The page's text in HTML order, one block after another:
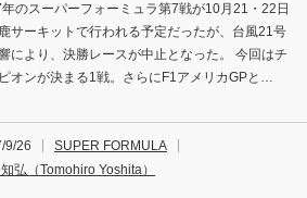
のスーパーフォーミュラ第7戦が10月21・22日
サーキットで行われる予定だったが、台風21号
により、決勝レースが中止となった。 今回はチ
オンが決まる1戦。さらにF1アメリカGPと…
9/26
SUPER FORMULA
弘（Tomohiro Yoshita）